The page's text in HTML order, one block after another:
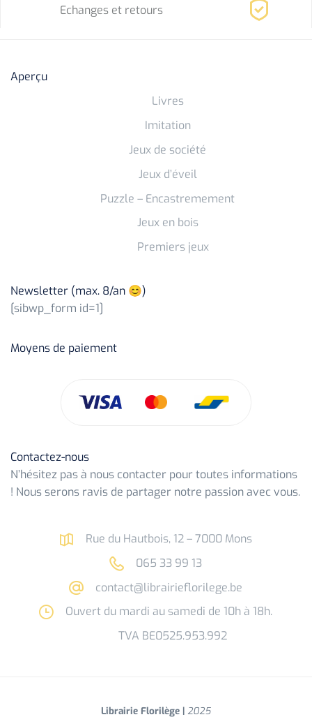
Echanges et retours
Aperçu
Livres
Imitation
Jeux de société
Jeux d’éveil
Puzzle – Encastremement
Jeux en bois
Premiers jeux
Newsletter (max. 8/an 😊)
[sibwp_form id=1]
Moyens de paiement
Contactez-nous
N’hésitez pas à nous contacter pour toutes informations
! Nous serons ravis de partager notre passion avec vous.
Rue du Hautbois, 12 – 7000 Mons
065 33 99 13
contact@librairieflorilege.be
Ouvert du mardi au samedi de 10h à 18h.
TVA BE0525.953.992
Librairie Florilège | 2025